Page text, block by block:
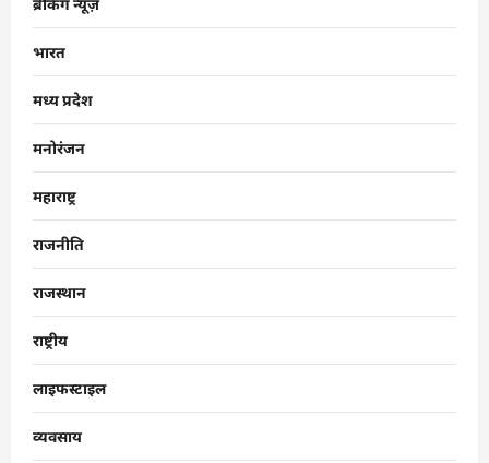
भारत
मध्य प्रदेश
मनोरंजन
महाराष्ट्र
राजनीति
राजस्थान
राष्ट्रीय
लाइफस्टाइल
व्यवसाय